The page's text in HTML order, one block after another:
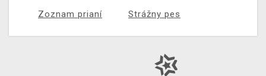
Zoznam prianí Strážny pes